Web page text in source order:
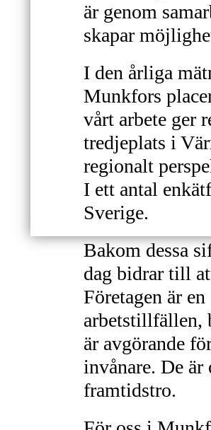
är genom
skapar
I den årliga
Munkfors
vårt arbete ger
tredjeplats i
regionalt
I ett antal
Sverige.
Bakom dessa
dag bidrar till
Företagen är
arbetstillfällen,
är avgörande
invånare. De
framtidstro.